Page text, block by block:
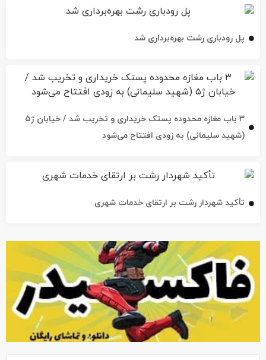
پل رودباری رشت بهره‌برداری شد
۳ باب مغازه محدوده پستک خریداری و تخریب شد / خیابان ژ۵
(شهید سلیمانی) به زودی افتتاح می‌شود
تأکید شهردار رشت بر ارتقای خدمات شهری